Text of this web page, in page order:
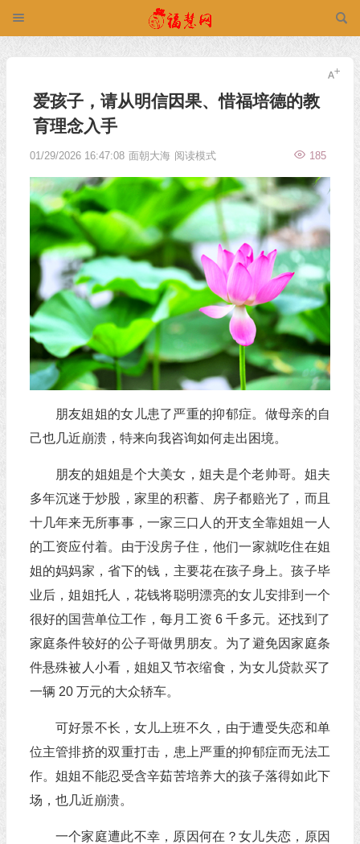
爱孩子，请从明信因果、惜福培德的教
育理念入手
01/29/2026 16:47:08 面朝大海 185
阅读模式
朋友姐姐的女儿患了严重的抑郁症。做母亲的自
己也几近崩溃，特来向我咨询如何走出困境。
朋友的姐姐是个大美女，姐夫是个老帅哥。姐夫
多年沉迷于炒股，家里的积蓄、房子都赔光了，而且
十几年来无所事事，一家三口人的开支全靠姐姐一人
的工资应付着。由于没房子住，他们一家就吃住在姐
姐的妈妈家，省下的钱，主要花在孩子身上。孩子毕
业后，姐姐托人，花钱将聪明漂亮的女儿安排到一个
很好的国营单位工作，每月工资 6 千多元。还找到了
家庭条件较好的公子哥做男朋友。为了避免因家庭条
件悬殊被人小看，姐姐又节衣缩食，为女儿贷款买了
一辆 20 万元的大众轿车。
可好景不长，女儿上班不久，由于遭受失恋和单
位主管排挤的双重打击，患上严重的抑郁症而无法工
作。姐姐不能忍受含辛茹苦培养大的孩子落得如此下
场，也几近崩溃。
一个家庭遭此不幸，原因何在？女儿失恋，原因